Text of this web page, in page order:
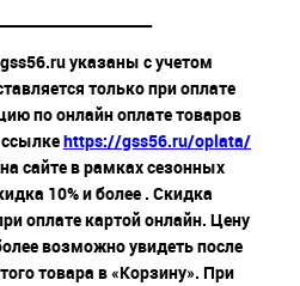
указаны с учетом
только при оплате
по онлайн оплате товаров
https://gss56.ru/oplata/
сайте в рамках сезонных
10% и более . Скидка
оплате картой онлайн. Цену
возможно увидеть после
товара в «Корзину». При